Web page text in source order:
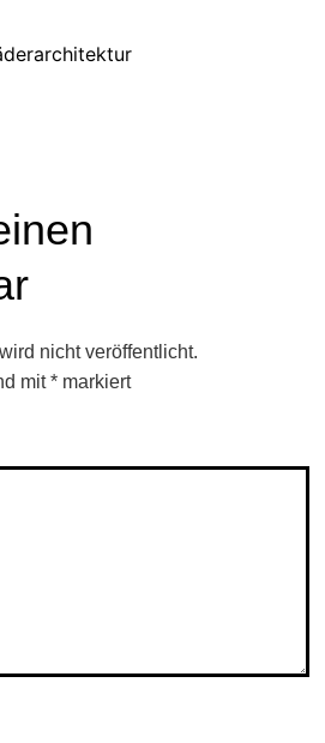
nicht veröffentlicht.
mit* markiert